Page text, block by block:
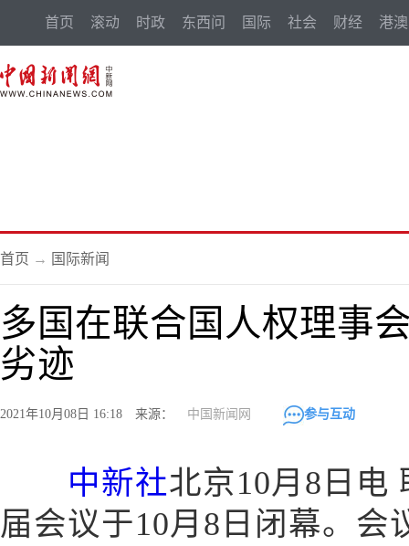
首页 滚动 时政 东西问 国际 社会 财经 港澳
首页 → 国际新闻
多国在联合国人权理事
劣迹
2021年10月08日 16:18 来源： 中国新闻网 参与互动
中新社北京10月8日电
届会议于10月8日闭幕。会